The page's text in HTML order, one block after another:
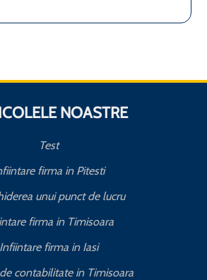
NOASTRE
Test
firma in Pitesti
unui punct de lucru
firma in Timisoara
Infiintare firma in Iasi
contabilitate in Timisoara